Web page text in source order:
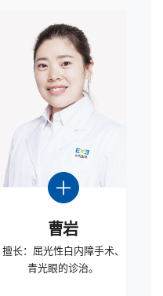
曹岩
擅长：屈光性白内障手术、
青光眼的诊治。